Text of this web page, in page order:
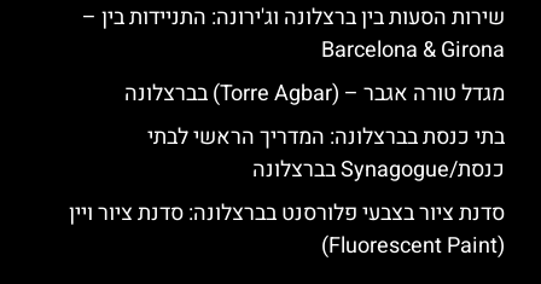
שירות הסעות בין ברצלונה וג'ירונה: התניידות בין –
Barcelona & Girona
מגדל טורה אגבר – (‪Torre Agbar‬) בברצלונה
בתי כנסת בברצלונה: המדריך הראשי לבתי
כנסת/Synagogue בברצלונה
סדנת ציור בצבעי פלורסנט בברצלונה: סדנת ציור ויין
(Fluorescent Paint)